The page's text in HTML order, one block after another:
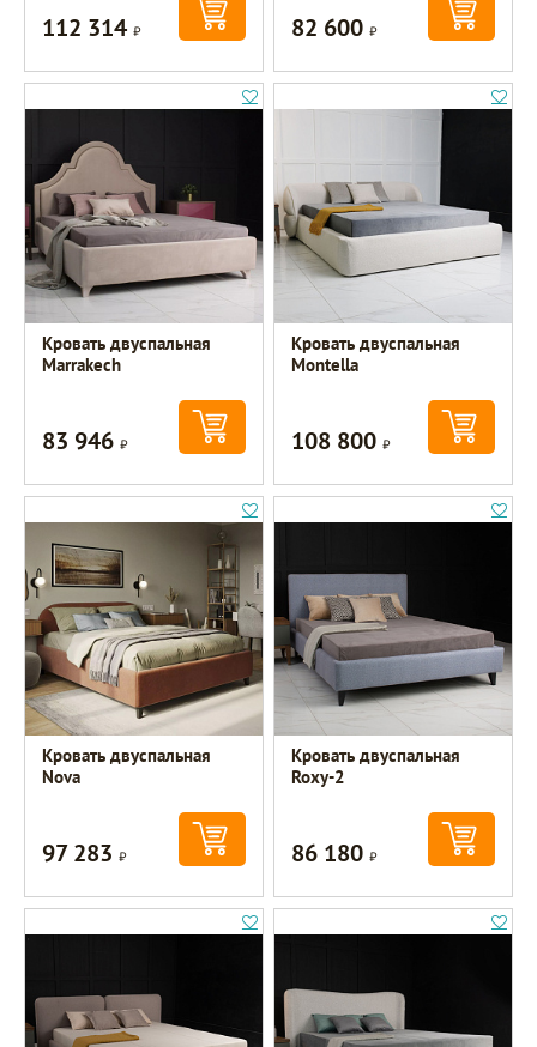
112 314Р 82 600Р
Кровать двуспальная
Marrakech
83 946Р
Кровать двуспальная
Montella
108 800Р
Кровать двуспальная
Nova
97 283Р
Кровать двуспальная
Roxy-2
86 180Р